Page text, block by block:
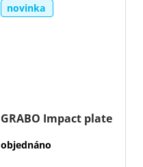
novinka
GRABO Impact plate
objednáno